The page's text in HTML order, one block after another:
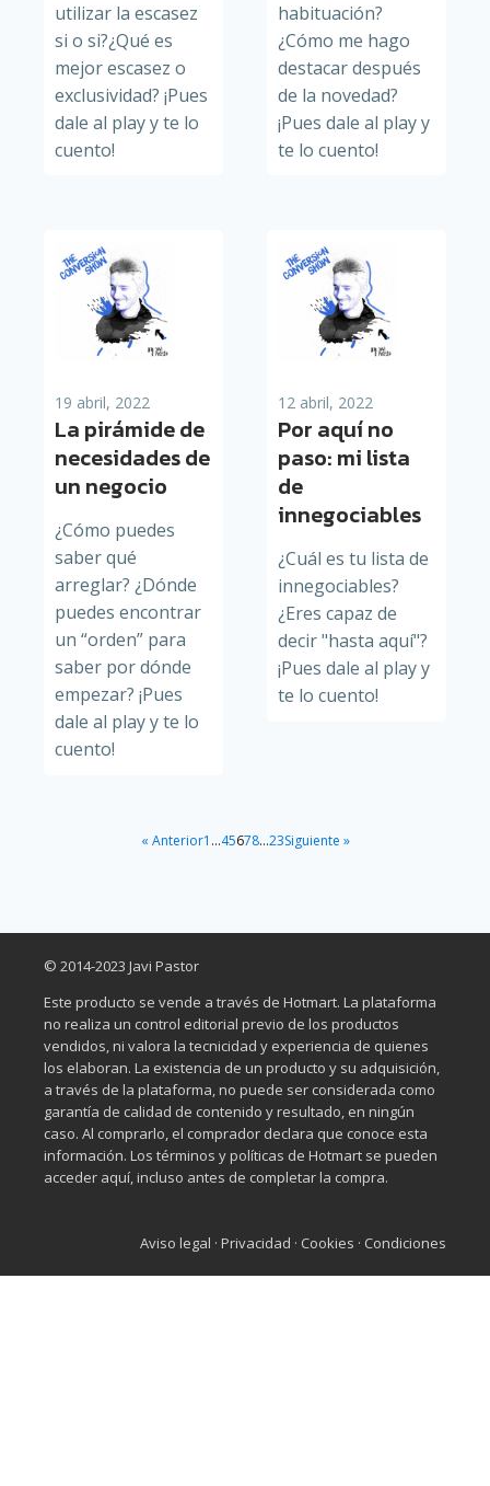
utilizar la escasez
si o si?¿Qué es
mejor escasez o
exclusividad? ¡Pues
dale al play y te lo
cuento!
habituación?
¿Cómo me hago
destacar después
de la novedad?
¡Pues dale al play y
te lo cuento!
19 abril, 2022
La pirámide de
necesidades de
un negocio
¿Cómo puedes
saber qué
arreglar? ¿Dónde
puedes encontrar
un “orden” para
saber por dónde
empezar? ¡Pues
dale al play y te lo
cuento!
12 abril, 2022
Por aquí no
paso: mi lista
de
innegociables
¿Cuál es tu lista de
innegociables?
¿Eres capaz de
decir "hasta aquí"?
¡Pues dale al play y
te lo cuento!
« Anterior1 …45678…23Siguiente »
© 2014-2023 Javi Pastor
Este producto se vende a través de Hotmart. La plataforma
no realiza un control editorial previo de los productos
vendidos, ni valora la tecnicidad y experiencia de quienes
los elaboran. La existencia de un producto y su adquisición,
a través de la plataforma, no puede ser considerada como
garantía de calidad de contenido y resultado, en ningún
caso. Al comprarlo, el comprador declara que conoce esta
información. Los términos y políticas de Hotmart se pueden
acceder aquí, incluso antes de completar la compra.
Aviso legal · Privacidad · Cookies · Condiciones